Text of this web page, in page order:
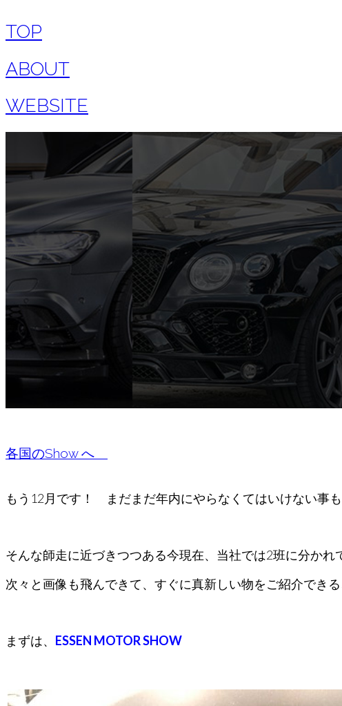
TOP
ABOUT
WEBSITE
各国のShow へ
もう12月です！ まだまだ年内にやらなくてはいけない事
そんな師走に近づきつつある今現在、当社では2班に分か
次々と画像も飛んできて、すぐに真新しい物をご紹介でき
まずは、 ESSEN MOTOR SHOW